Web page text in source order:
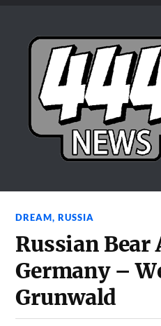
DREAM,RUSSIA
Russian Bear
Germany –
Grunwald